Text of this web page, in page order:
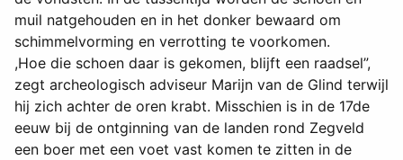
muil natgehouden en in het donker bewaard om
schimmelvorming en verrotting te voorkomen.
,Hoe die schoen daar is gekomen, blijft een raadsel”,
zegt archeologisch adviseur Marijn van de Glind terwijl
hij zich achter de oren krabt. Misschien is in de 17de
eeuw bij de ontginning van de landen rond Zegveld
een boer met een voet vast komen te zitten in de